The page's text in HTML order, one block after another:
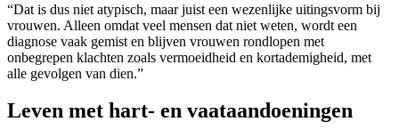
“Dat is dus niet atypisch, maar juist een wezenlijke uitingsvorm bij
vrouwen. Alleen omdat veel mensen dat niet weten, wordt een
diagnose vaak gemist en blijven vrouwen rondlopen met
onbegrepen klachten zoals vermoeidheid en kortademigheid, met
alle gevolgen van dien.”
Leven met hart- en vaataandoeningen